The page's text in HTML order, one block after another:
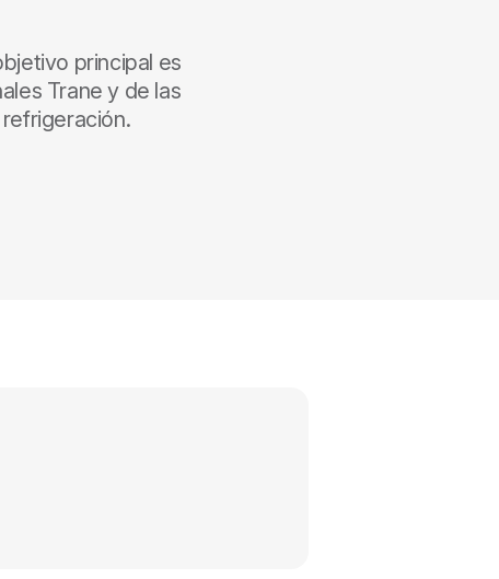
principal es
Trane y de las